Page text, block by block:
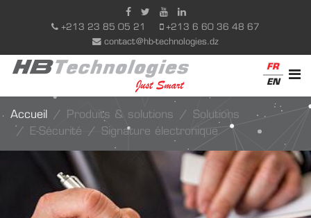
+213 23 85 05 21
+213 6 60 36 48 67
contact@hb-technologies.dz
FR
EN
Accueil Produits & solutions
Solutions
E-Sécurité
Signature électronique